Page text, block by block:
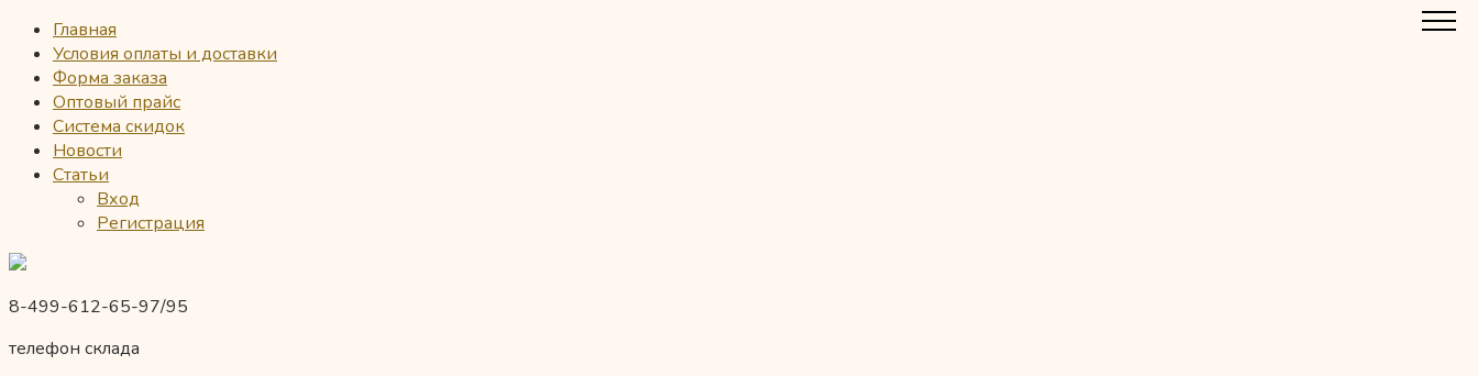
Главная
Условия оплаты и доставки
Форма заказа
Оптовый прайс
Система скидок
Новости
Статьи
Вход
Регистрация
8-499-612-65-97/95
телефон склада